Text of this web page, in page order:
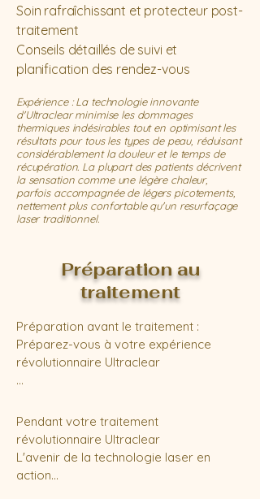
Soin rafraîchissant et protecteur post-
traitement
Conseils détaillés de suivi et
planification des rendez-vous
Expérience : La technologie innovante
d'Ultraclear minimise les dommages
thermiques indésirables tout en optimisant les
résultats pour tous les types de peau, réduisant
considérablement la douleur et le temps de
récupération. La plupart des patients décrivent
la sensation comme une légère chaleur,
parfois accompagnée de légers picotements,
nettement plus confortable qu'un resurfaçage
laser traditionnel.
Préparation au
traitement
Préparation avant le traitement :
Préparez-vous à votre expérience
révolutionnaire Ultraclear
Évitez une exposition excessive au soleil
et cessez les séances de bronzage.
Commencez par utiliser des produits de
soin doux et non irritants.
Pendant votre traitement
révolutionnaire Ultraclear
L'avenir de la technologie laser en
action